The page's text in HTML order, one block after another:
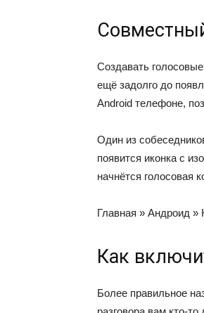
Создавать
ещё задолго до
Android телефоне,
Один из
появится иконка с
начнётся голосовая
Главная » Андроид »
Как
Более правильное